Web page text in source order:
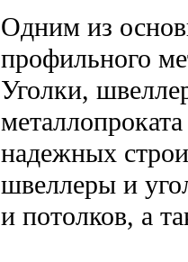
Одним из
профильного
Уголки,
надежных
швеллеры и
и потолков, а